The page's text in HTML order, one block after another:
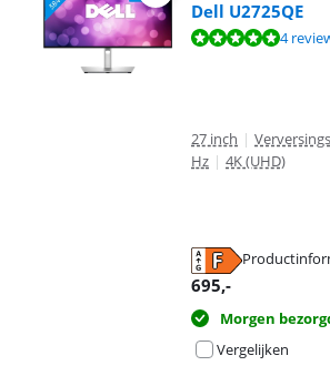
Dell U2725QE
Beoordeling is 9,9 van de 10, gebaseerd op 4
4
27 inch |
Hz | 4K (UHD)
695,-
Morgen
Vergelijken